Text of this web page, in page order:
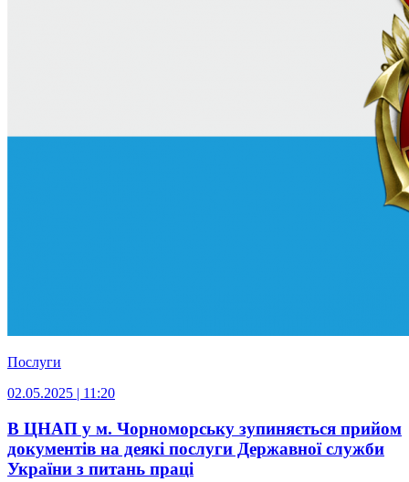
Послуги
02.05.2025 | 11:20
В ЦНАП у м. Чорноморську зупиняється прийом
документів на деякі послуги Державної служби
України з питань праці